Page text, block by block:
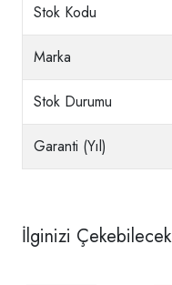
Stok Kodu
Marka
Stok Durumu
Garanti (Yıl)
İlginizi